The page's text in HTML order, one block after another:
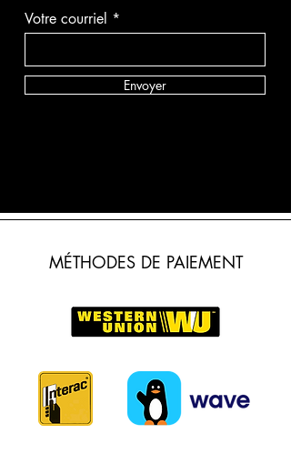
Votre courriel
Envoyer
MÉTHODES DE PAIEMENT